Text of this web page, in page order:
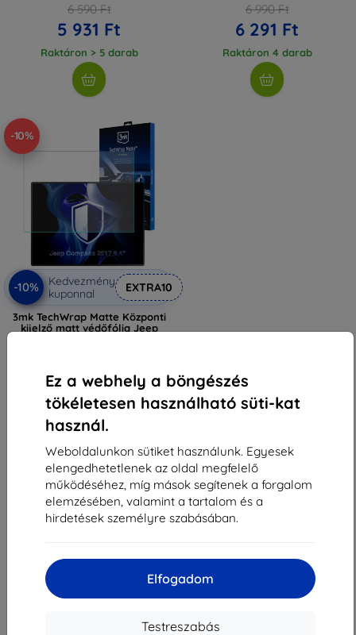
Ez a webhely a böngészés
tökéletesen használható süti-kat
használ.
Weboldalunkon sütiket használunk. Egyesek
elengedhetetlenek az oldal megfelelő
működéséhez, míg mások segítenek a forgalom
elemzésében, valamint a tartalom és a
hirdetések személyre szabásában.
Elfogadom
Testreszabás
6 590 Ft
5 931 Ft
Raktáron > 5 darab
6 990 Ft
6 291 Ft
Raktáron 4 darab
-10%
-10%
Kedvezmény
kuponnal
EXTRA10
3mk TechWrap Matte Központi
kijelző matt védőfólia Jeep
10 700 Ft
Raktáron > 5 darab
Összes találat5